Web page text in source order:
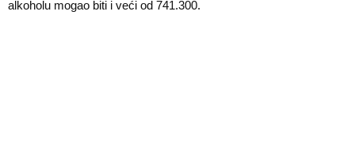
alkoholu mogao biti i veći od 741.300.